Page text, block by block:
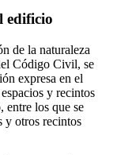
edificio
de la naturaleza
Código Civil, se
expresa en el
y recintos
entre los que se
y otros recintos